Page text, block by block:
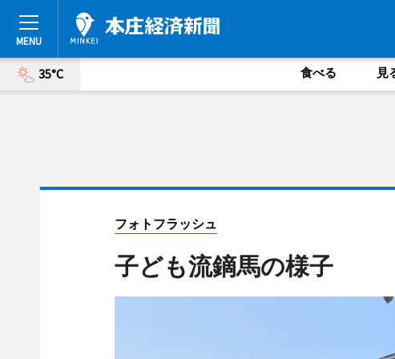
35°C 食べる 見
フォトフラッシュ
子ども流鏑馬の様子